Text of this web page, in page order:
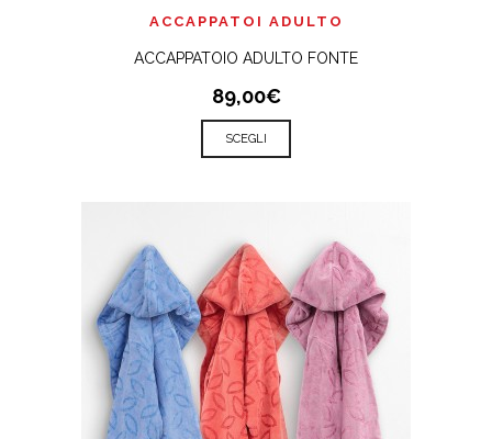
ACCAPPATOI ADULTO
ACCAPPATOIO ADULTO FONTE
89,00€
SCEGLI